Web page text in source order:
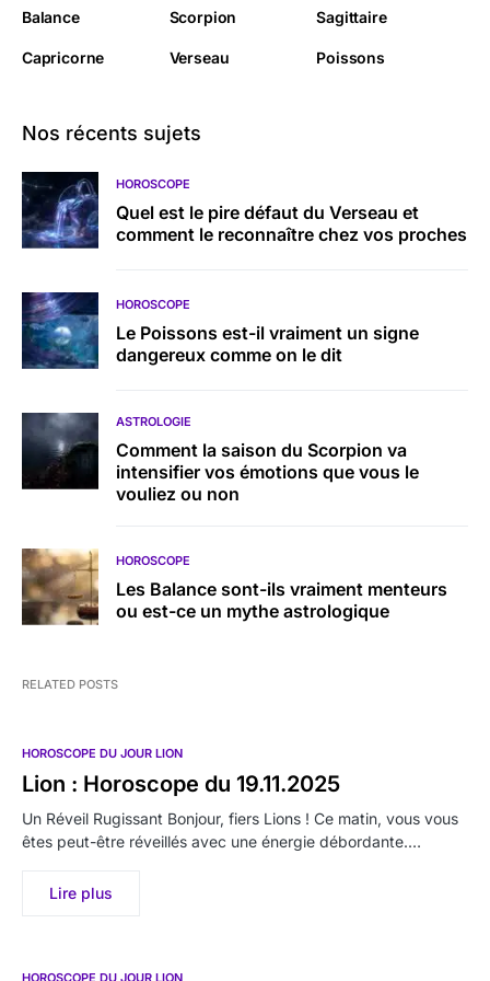
Balance Scorpion Sagittaire
Capricorne Verseau Poissons
Nos récents sujets
HOROSCOPE
Quel est le pire défaut du Verseau et
comment le reconnaître chez vos proches
HOROSCOPE
Le Poissons est-il vraiment un signe
dangereux comme on le dit
ASTROLOGIE
Comment la saison du Scorpion va
intensifier vos émotions que vous le
vouliez ou non
HOROSCOPE
Les Balance sont-ils vraiment menteurs
ou est-ce un mythe astrologique
RELATED POSTS
HOROSCOPE DU JOUR LION
Lion : Horoscope du 19.11.2025
Un Réveil Rugissant Bonjour, fiers Lions ! Ce matin, vous vous
êtes peut-être réveillés avec une énergie débordante.…
Lire plus
HOROSCOPE DU JOUR LION